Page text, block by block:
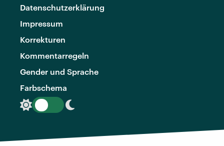
Datenschutzerklärung
Impressum
Korrekturen
Kommentarregeln
Gender und Sprache
Farbschema